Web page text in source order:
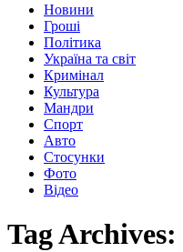
Новини
Гроші
Політика
Україна та світ
Кримінал
Культура
Мандри
Спорт
Авто
Стосунки
Фото
Відео
Tag Archives: